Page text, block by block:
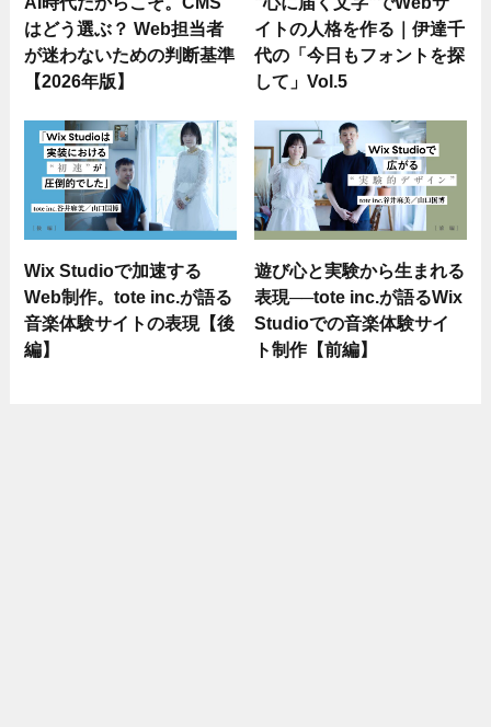
はどう選ぶ？ Web担当者
が迷わないための判断基準
【2026年版】
イトの人格を作る｜伊達千
代の「今日もフォントを探
して」Vol.5
Wix Studioで加速する
Web制作。tote inc.が語る
音楽体験サイトの表現【後
編】
遊び心と実験から生まれる
表現──tote inc.が語るWix
Studioでの音楽体験サイ
ト制作【前編】